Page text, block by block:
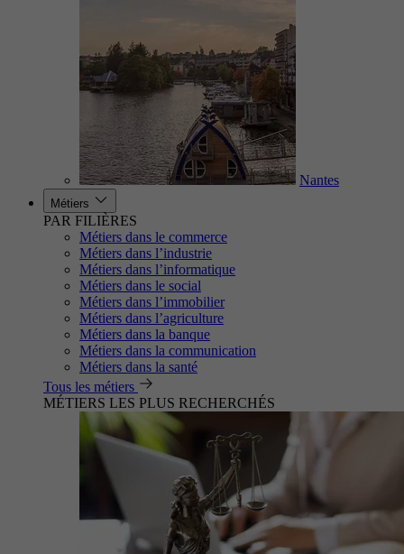
Nantes
Métiers
PAR FILIÈRES
Métiers dans le commerce
Métiers dans l’industrie
Métiers dans l’informatique
Métiers dans le social
Métiers dans l’immobilier
Métiers dans l’agriculture
Métiers dans la banque
Métiers dans la communication
Métiers dans la santé
Tous les métiers
MÉTIERS LES PLUS RECHERCHÉS